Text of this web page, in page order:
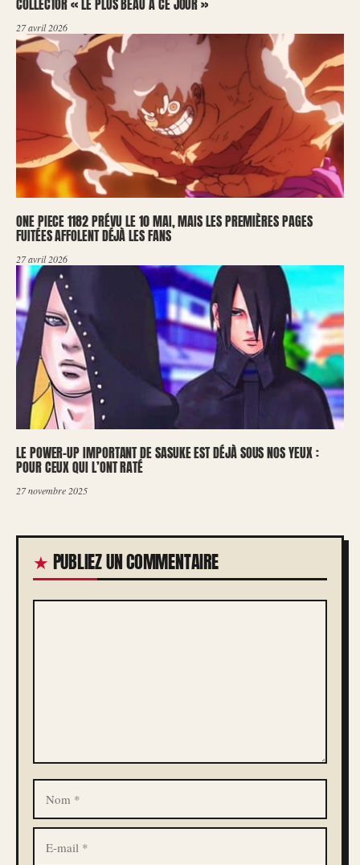
27 avril 2026
ONE PIECE 1182 PRÉVU LE 10 MAI, MAIS LES PREMIÈRES PAGES
FUITÉES AFFOLENT DÉJÀ LES FANS
27 avril 2026
LE POWER-UP IMPORTANT DE SASUKE EST DÉJÀ SOUS NOS YEUX :
POUR CEUX QUI L’ONT RATÉ
27 novembre 2025
PUBLIEZ UN COMMENTAIRE
COMMENTAIRE
NOM
E-
MAIL